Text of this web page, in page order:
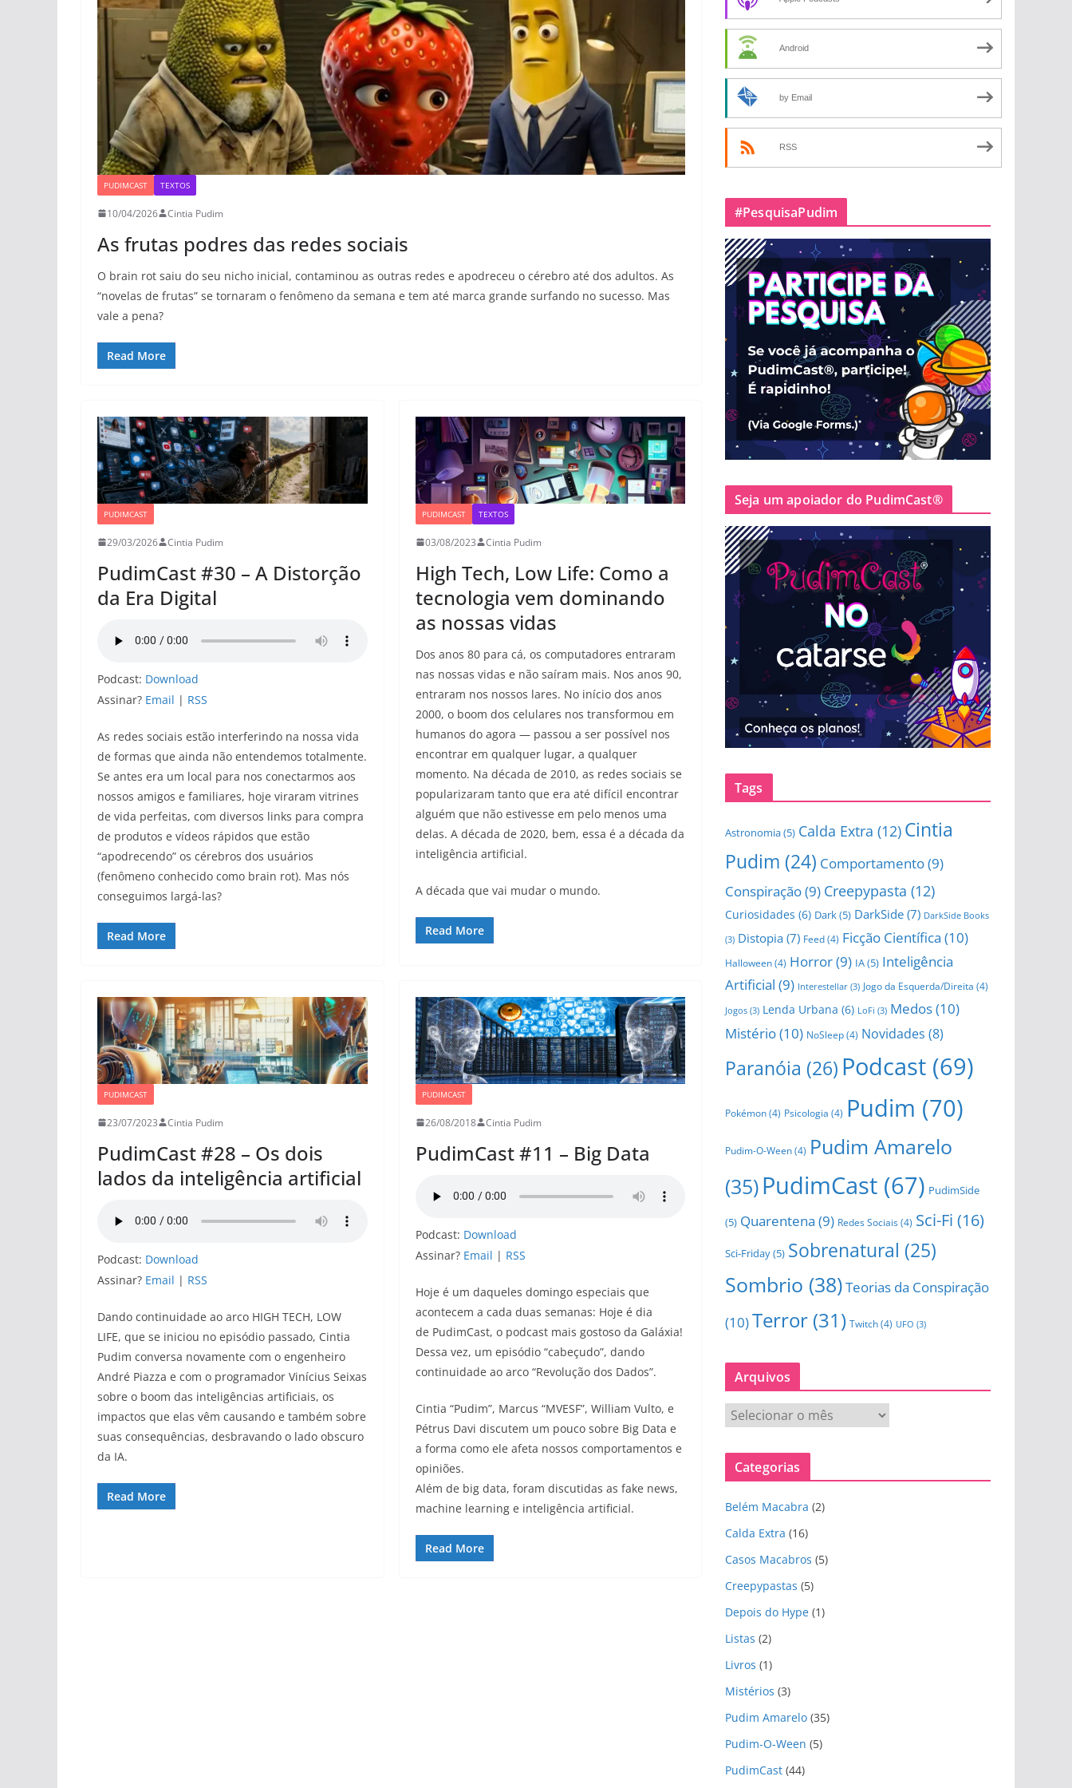
PUDIMCAST TEXTOS
10/04/2026 Cintia Pudim
As frutas podres das redes sociais
O brain rot saiu do seu nicho inicial, contaminou as outras redes e apodreceu o cérebro até dos adultos. As
“novelas de frutas” se tornaram o fenômeno da semana e tem até marca grande surfando no sucesso. Mas
vale a pena?
Read More
PUDIMCAST
29/03/2026 Cintia Pudim
PudimCast #30 – A Distorção
da Era Digital
Podcast: Download
Assinar? Email | RSS
As redes sociais estão interferindo na nossa vida
de formas que ainda não entendemos totalmente.
Se antes era um local para nos conectarmos aos
nossos amigos e familiares, hoje viraram vitrines
de vida perfeitas, com diversos links para compra
de produtos e vídeos rápidos que estão
“apodrecendo” os cérebros dos usuários
(fenômeno conhecido como brain rot). Mas nós
conseguimos largá-las?
Read More
PUDIMCAST TEXTOS
03/08/2023 Cintia Pudim
High Tech, Low Life: Como a
tecnologia vem dominando
as nossas vidas
Dos anos 80 para cá, os computadores entraram
nas nossas vidas e não saíram mais. Nos anos 90,
entraram nos nossos lares. No início dos anos
2000, o boom dos celulares nos transformou em
humanos do agora — passou a ser possível nos
encontrar em qualquer lugar, a qualquer
momento. Na década de 2010, as redes sociais se
popularizaram tanto que era até difícil encontrar
alguém que não estivesse em pelo menos uma
delas. A década de 2020, bem, essa é a década da
inteligência artificial.
A década que vai mudar o mundo.
Read More
PUDIMCAST
23/07/2023 Cintia Pudim
PudimCast #28 – Os dois
lados da inteligência artificial
Podcast: Download
Assinar? Email | RSS
Dando continuidade ao arco HIGH TECH, LOW
LIFE, que se iniciou no episódio passado, Cintia
Pudim conversa novamente com o engenheiro
André Piazza e com o programador Vinícius Seixas
sobre o boom das inteligências artificiais, os
impactos que elas vêm causando e também sobre
suas consequências, desbravando o lado obscuro
da IA.
Read More
PUDIMCAST
26/08/2018 Cintia Pudim
PudimCast #11 – Big Data
Podcast: Download
Assinar? Email | RSS
Hoje é um daqueles domingo especiais que
acontecem a cada duas semanas: Hoje é dia
de PudimCast, o podcast mais gostoso da Galáxia!
Dessa vez, um episódio “cabeçudo”, dando
continuidade ao arco “Revolução dos Dados”.
Cintia “Pudim”, Marcus “MVESF”, William Vulto, e
Pétrus Davi discutem um pouco sobre Big Data e
a forma como ele afeta nossos comportamentos e
opiniões.
Além de big data, foram discutidas as fake news,
machine learning e inteligência artificial.
Read More
Android
by Email
RSS
#PesquisaPudim
Seja um apoiador do PudimCast®
Tags
Astronomia(5) Calda Extra (12) Cintia
Pudim (24) Comportamento(9)
Conspiração(9) Creepypasta (12)
Curiosidades (6) Dark(5) DarkSide (7) DarkSide Books
(3) Distopia (7) Feed(4) Ficção Científica (10)
Halloween(4) Horror(9) IA(5) Inteligência
Artificial (9) Interestellar (3) Jogo da Esquerda/Direita (4)
Jogos (3) Lenda Urbana (6) LoFi (3) Medos(10)
Mistério(10) NoSleep(4) Novidades (8)
Paranóia (26) Podcast (69)
Pokémon(4) Psicologia (4) Pudim (70)
Pudim-O-Ween(4) Pudim Amarelo
(35)PudimCast (67) PudimSide
(5) Quarentena (9) Redes Sociais(4) Sci-Fi (16)
Sci-Friday(5) Sobrenatural (25)
Sombrio (38)Teorias da Conspiração
(10)Terror (31) Twitch(4) UFO (3)
Arquivos
r
q
v
o
s
Categorias
Belém Macabra (2)
Calda Extra (16)
Casos Macabros (5)
Creepypastas (5)
Depois do Hype (1)
Listas (2)
Livros (1)
Mistérios (3)
Pudim Amarelo (35)
Pudim-O-Ween (5)
PudimCast (44)